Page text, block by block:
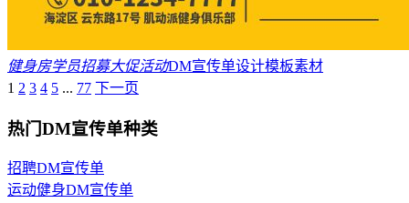
健身房学员招募大促活动DM宣传单设计模板素材
1 2 3 4 5 ... 77 下一页
热门DM宣传单种类
招聘DM宣传单
运动健身DM宣传单